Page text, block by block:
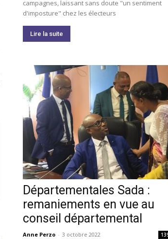
campagnes, laissant sans doute "un sentiment
d'imposture" chez les électeurs
Lire la suite
Départementales Sada :
remaniements en vue au
conseil départemental
Anne Perzo - 3 octobre 2022